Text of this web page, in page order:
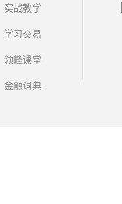
实战教学
学习交易
领峰课堂
金融词典